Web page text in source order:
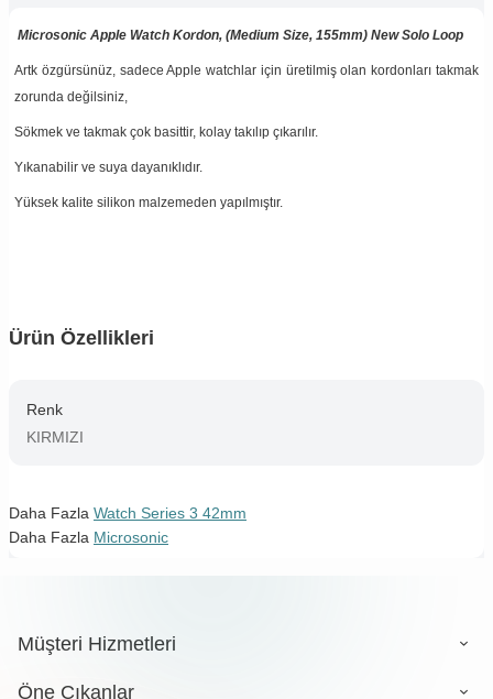
Microsonic Apple Watch Kordon, (Medium Size, 155mm) New Solo Loop
Artk özgürsünüz, sadece Apple watchlar için üretilmiş olan kordonları takmak
zorunda değilsiniz,
Sökmek ve takmak çok basittir, kolay takılıp çıkarılır.
Yıkanabilir ve suya dayanıklıdır.
Yüksek kalite silikon malzemeden yapılmıştır.
Ürün Özellikleri
Renk
KIRMIZI
Daha Fazla Watch Series 3 42mm
Daha Fazla Microsonic
Müşteri Hizmetleri
Öne Çıkanlar